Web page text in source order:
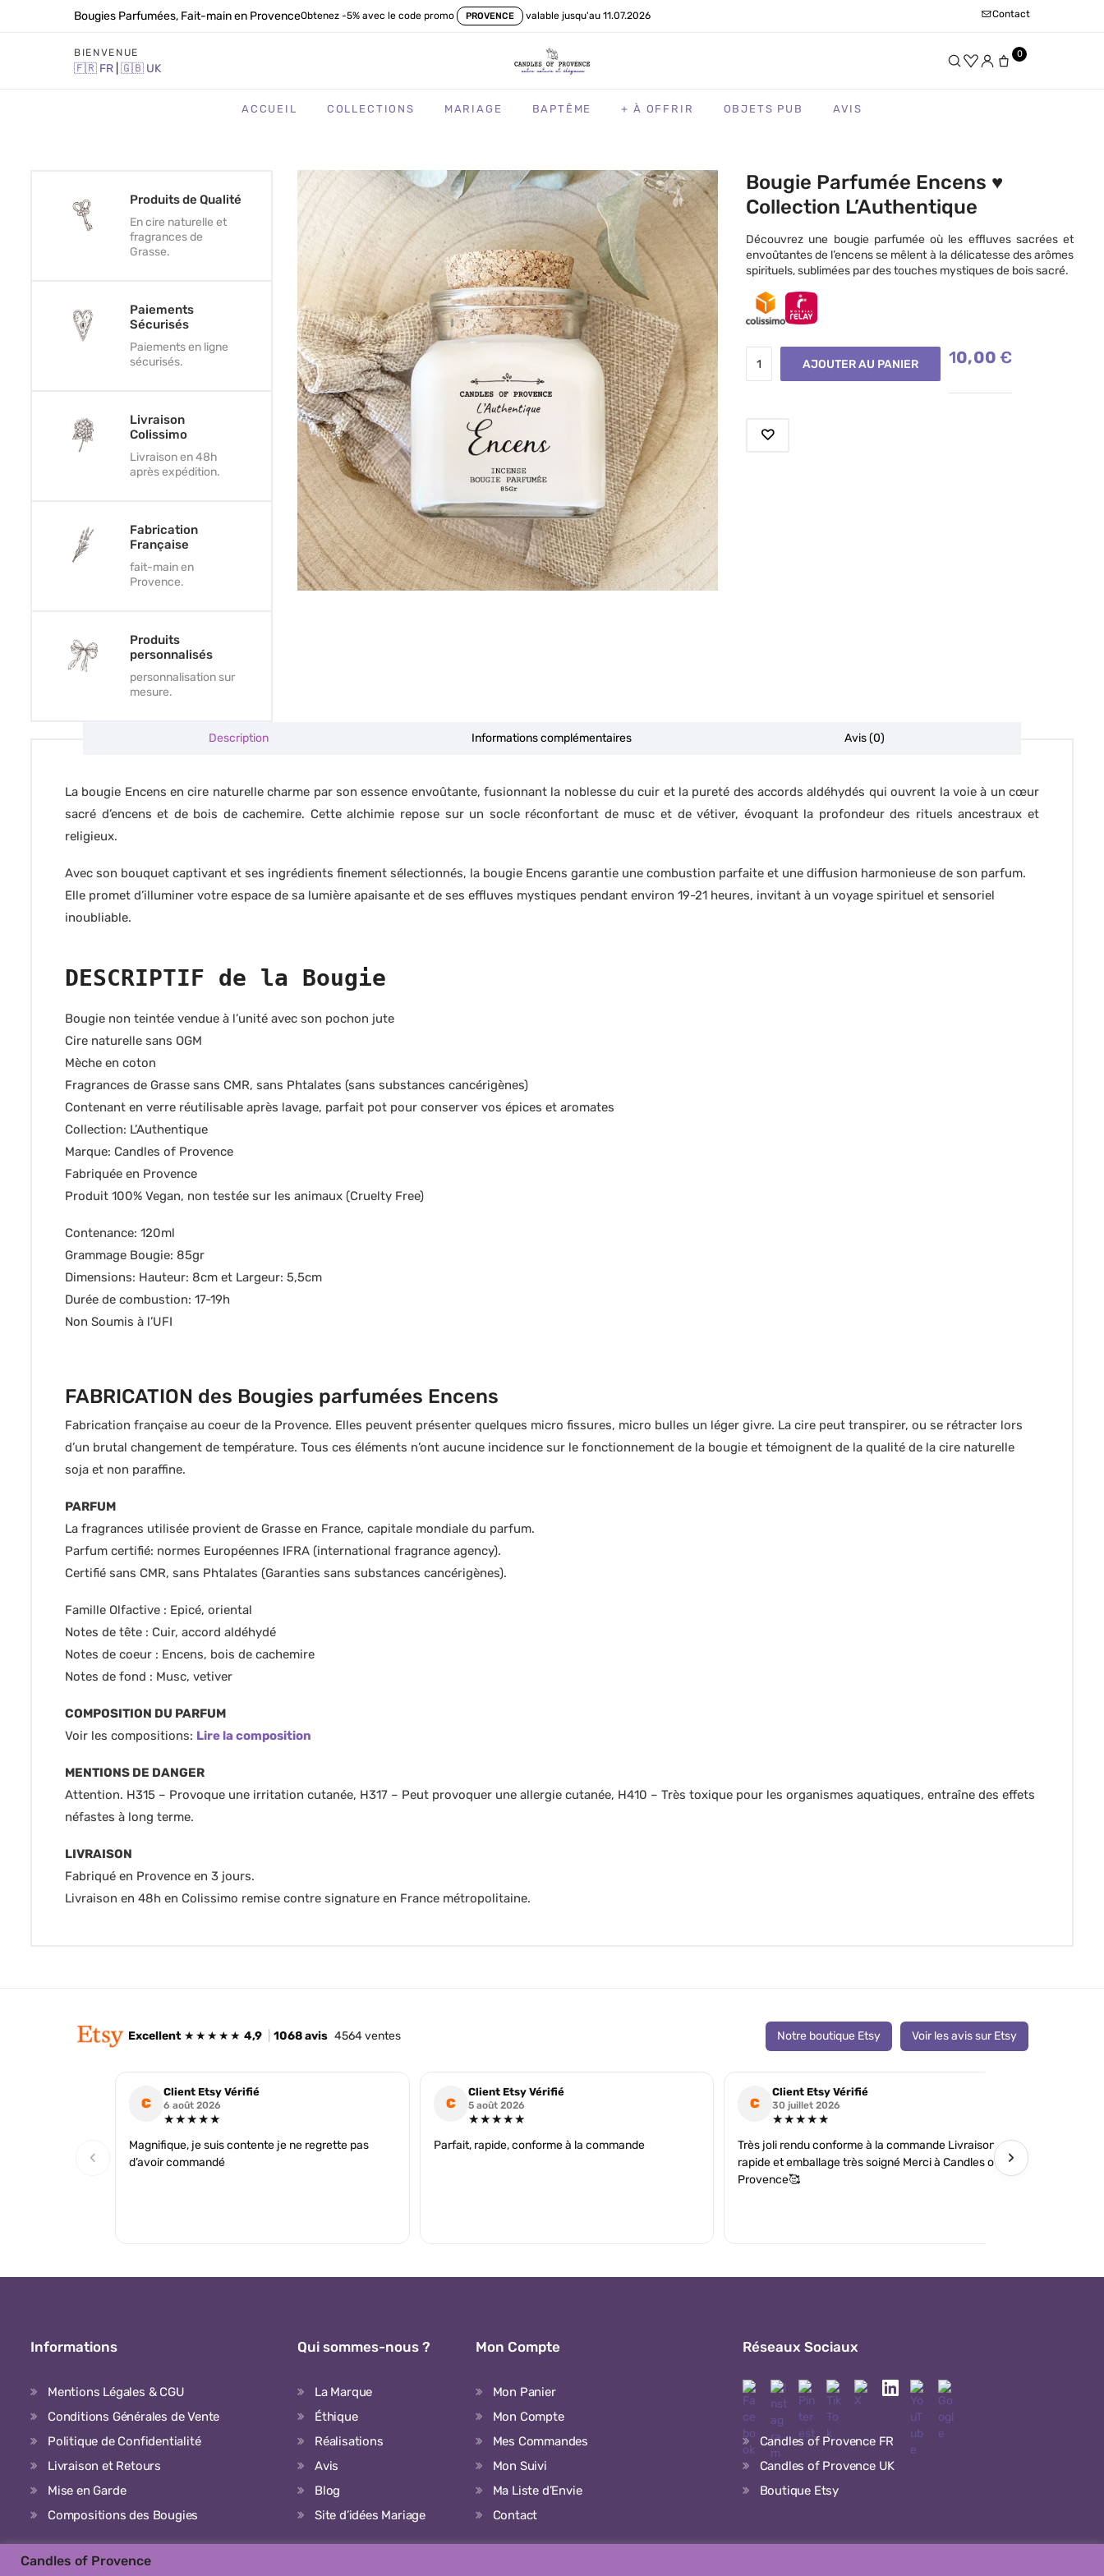
Bougies Parfumées, Fait-main en ProvenceObtenez -5% avec le code promo PROVENCE valable jusqu'au 11.07.2026 Contact
BIENVENUE
🇫🇷 FR 🇬🇧 UK
0
ACCUEIL COLLECTIONS MARIAGE BAPTÊME + À OFFRIR OBJETS PUB AVIS
Produits de Qualité
En cire naturelle et
fragrances de
Grasse.
Paiements
Sécurisés
Paiements en ligne
sécurisés.
Livraison
Colissimo
Livraison en 48h
après expédition.
Fabrication
Française
fait-main en
Provence.
Produits
personnalisés
personnalisation sur
mesure.
Bougie Parfumée Encens ♥
Collection L’Authentique
Découvrez une bougie parfumée où les effluves sacrées et
envoûtantes de l’encens se mêlent à la délicatesse des arômes
spirituels, sublimées par des touches mystiques de bois sacré.
10,00€
AJOUTER AU PANIER
Description Informations complémentaires Avis (0)
La bougie Encens en cire naturelle charme par son essence envoûtante, fusionnant la noblesse du cuir et la pureté des accords aldéhydés qui ouvrent la voie à un cœur
sacré d’encens et de bois de cachemire. Cette alchimie repose sur un socle réconfortant de musc et de vétiver, évoquant la profondeur des rituels ancestraux et
religieux.
Avec son bouquet captivant et ses ingrédients finement sélectionnés, la bougie Encens garantie une combustion parfaite et une diffusion harmonieuse de son parfum.
Elle promet d’illuminer votre espace de sa lumière apaisante et de ses effluves mystiques pendant environ 19-21 heures, invitant à un voyage spirituel et sensoriel
inoubliable.
DESCRIPTIF de la Bougie
Bougie non teintée vendue à l’unité avec son pochon jute
Cire naturelle sans OGM
Mèche en coton
Fragrances de Grasse sans CMR, sans Phtalates (sans substances cancérigènes)
Contenant en verre réutilisable après lavage, parfait pot pour conserver vos épices et aromates
Collection: L’Authentique
Marque: Candles of Provence
Fabriquée en Provence
Produit 100% Vegan, non testée sur les animaux (Cruelty Free)
Contenance: 120ml
Grammage Bougie: 85gr
Dimensions: Hauteur: 8cm et Largeur: 5,5cm
Durée de combustion: 17-19h
Non Soumis à l’UFI
FABRICATION des Bougies parfumées Encens
Fabrication française au coeur de la Provence. Elles peuvent présenter quelques micro fissures, micro bulles un léger givre. La cire peut transpirer, ou se rétracter lors
d’un brutal changement de température. Tous ces éléments n’ont aucune incidence sur le fonctionnement de la bougie et témoignent de la qualité de la cire naturelle
soja et non paraffine.
PARFUM
La fragrances utilisée provient de Grasse en France, capitale mondiale du parfum.
Parfum certifié: normes Européennes IFRA (international fragrance agency).
Certifié sans CMR, sans Phtalates (Garanties sans substances cancérigènes).
Famille Olfactive : Epicé, oriental
Notes de tête : Cuir, accord aldéhydé
Notes de coeur : Encens, bois de cachemire
Notes de fond : Musc, vetiver
COMPOSITION DU PARFUM
Voir les compositions: Lire la composition
MENTIONS DE DANGER
Attention. H315 – Provoque une irritation cutanée, H317 – Peut provoquer une allergie cutanée, H410 – Très toxique pour les organismes aquatiques, entraîne des effets
néfastes à long terme.
LIVRAISON
Fabriqué en Provence en 3 jours.
Livraison en 48h en Colissimo remise contre signature en France métropolitaine.
Excellent ★★★★★ 4,9 1068 avis 4564 ventes Notre boutique Etsy Voir les avis sur Etsy
‹
C
Client Etsy Vérifié
6 août 2026
★★★★★
Magnifique, je suis contente je ne regrette pas
d’avoir commandé
C
Client Etsy Vérifié
5 août 2026
★★★★★
Parfait, rapide, conforme à la commande
C
Client Etsy Vérifié
30 juillet 2026
★★★★★
Très joli rendu conforme à la commande Livraison
rapide et emballage très soigné Merci à Candles of
Provence🥰
›
Informations
Mentions Légales & CGU
Conditions Générales de Vente
Politique de Confidentialité
Livraison et Retours
Mise en Garde
Compositions des Bougies
Qui sommes-nous ?
La Marque
Éthique
Réalisations
Avis
Blog
Site d’idées Mariage
Mon Compte
Mon Panier
Mon Compte
Mes Commandes
Mon Suivi
Ma Liste d’Envie
Contact
Réseaux Sociaux
Candles of Provence FR
Candles of Provence UK
Boutique Etsy
Candles of Provence